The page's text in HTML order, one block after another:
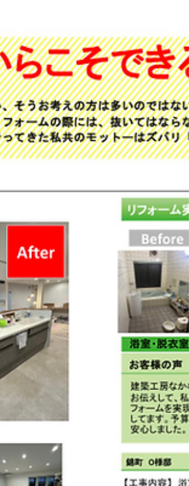
ァが、心地よい時間を演出します。 シンプ
ルでモダンなデザインのリビングルームと
イニングエリア。木製の家具と温かみのあ
照明が調和し、落ち着いた雰囲気を演出し
います。 建築工房なかむらが建てる注文住
宅！今回モニター様限定（見学会1か月）
2485万円税込！100万円引きで建てます、
非この機会に詳しい内容はお問合せご相談
さい。（お問合せページからお問合せ下さ